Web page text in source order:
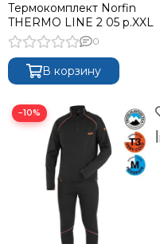
Термокомплект Norfin
THERMO LINE 2 05 р.XXL
0
В корзину
−10%